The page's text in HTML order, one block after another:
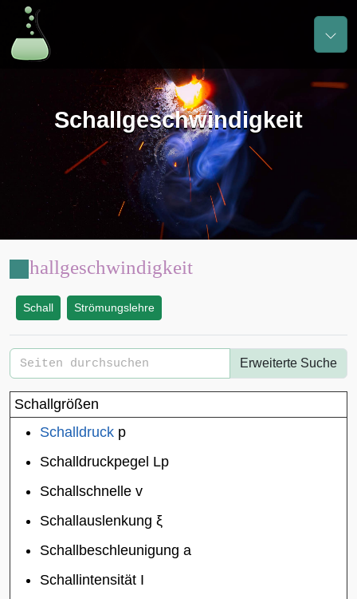
Schallgeschwindigkeit
Schallgeschwindigkeit
Schall Strömungslehre
Erweiterte Suche
Schallgrößen
Schalldruck p
Schalldruckpegel Lp
Schallschnelle v
Schallauslenkung ξ
Schallbeschleunigung a
Schallintensität I